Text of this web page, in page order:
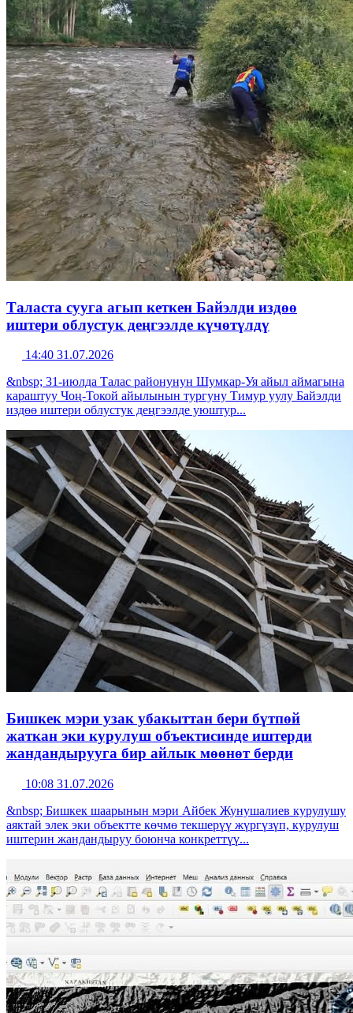
Таласта сууга агып кеткен Байэлди издөө
иштери облустук деңгээлде күчөтүлдү
14:40 31.07.2026
&nbsp; 31-июлда Талас районунун Шумкар-Уя айыл аймагына
караштуу Чоң-Токой айылынын тургуну Тимур уулу Байэлди
издөө иштери облустук деңгээлде уюштур...
Бишкек мэри узак убакыттан бери бүтпөй
жаткан эки курулуш объектисинде иштерди
жандандырууга бир айлык мөөнөт берди
10:08 31.07.2026
&nbsp; Бишкек шаарынын мэри Айбек Жунушалиев курулушу
аяктай элек эки объектте көчмө текшерүү жүргүзүп, курулуш
иштерин жандандыруу боюнча конкреттүү...